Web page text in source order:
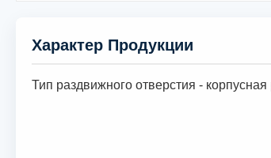
Характер Продукции
Тип раздвижного отверстия -